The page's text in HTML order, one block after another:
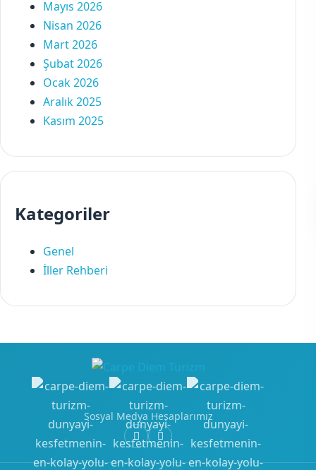
Mayıs 2026
Nisan 2026
Mart 2026
Şubat 2026
Ocak 2026
Aralık 2025
Kasım 2025
Kategoriler
Genel
İller Rehberi
Sosyal Medya Hesaplarımız